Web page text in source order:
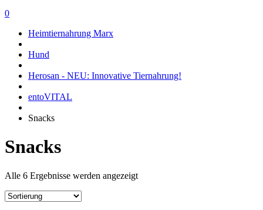
0
Heimtiernahrung Marx
Hund
Herosan - NEU: Innovative Tiernahrung!
entoVITAL
Snacks
Snacks
Alle 6 Ergebnisse werden angezeigt